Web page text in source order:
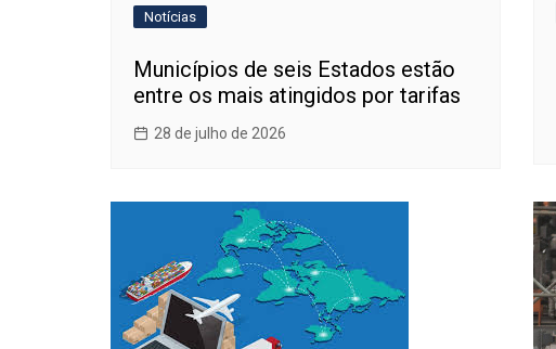
Notícias
Municípios de seis Estados estão
entre os mais atingidos por tarifas
28 de julho de 2026